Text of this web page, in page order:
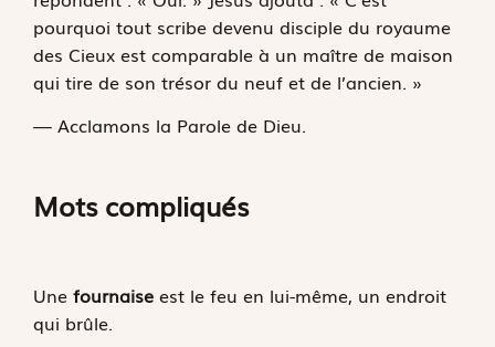
pourquoi tout scribe devenu disciple du royaume
des Cieux est comparable à un maître de maison
qui tire de son trésor du neuf et de l’ancien. »
— Acclamons la Parole de Dieu.
Mots compliqués
Unefournaiseest le feu en lui-même, un endroit
qui brûle.